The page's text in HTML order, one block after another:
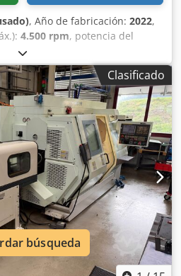
, Año de fabricación: 2022,
4.500 rpm, potencia del
, número de ejes:
se fabricó en 2022. Cuenta con
de 620 mm y un
de 360 mm,
robustas para diversas
Con una velocidad de husillo de
de barra de 70 mm, considere
este torno horizontal Biglia
con nosotros para obtener
máxima de giro: 620 mm •
360 mm • Capacidad de la barra:
• Nariz del husillo ASA 8 •
11 / 13 kW
Transportador de virutas: tipo
Clasificado
búsqueda